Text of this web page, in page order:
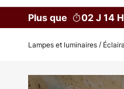
Plus que 02 J 14
Lampes et luminaires
Skip